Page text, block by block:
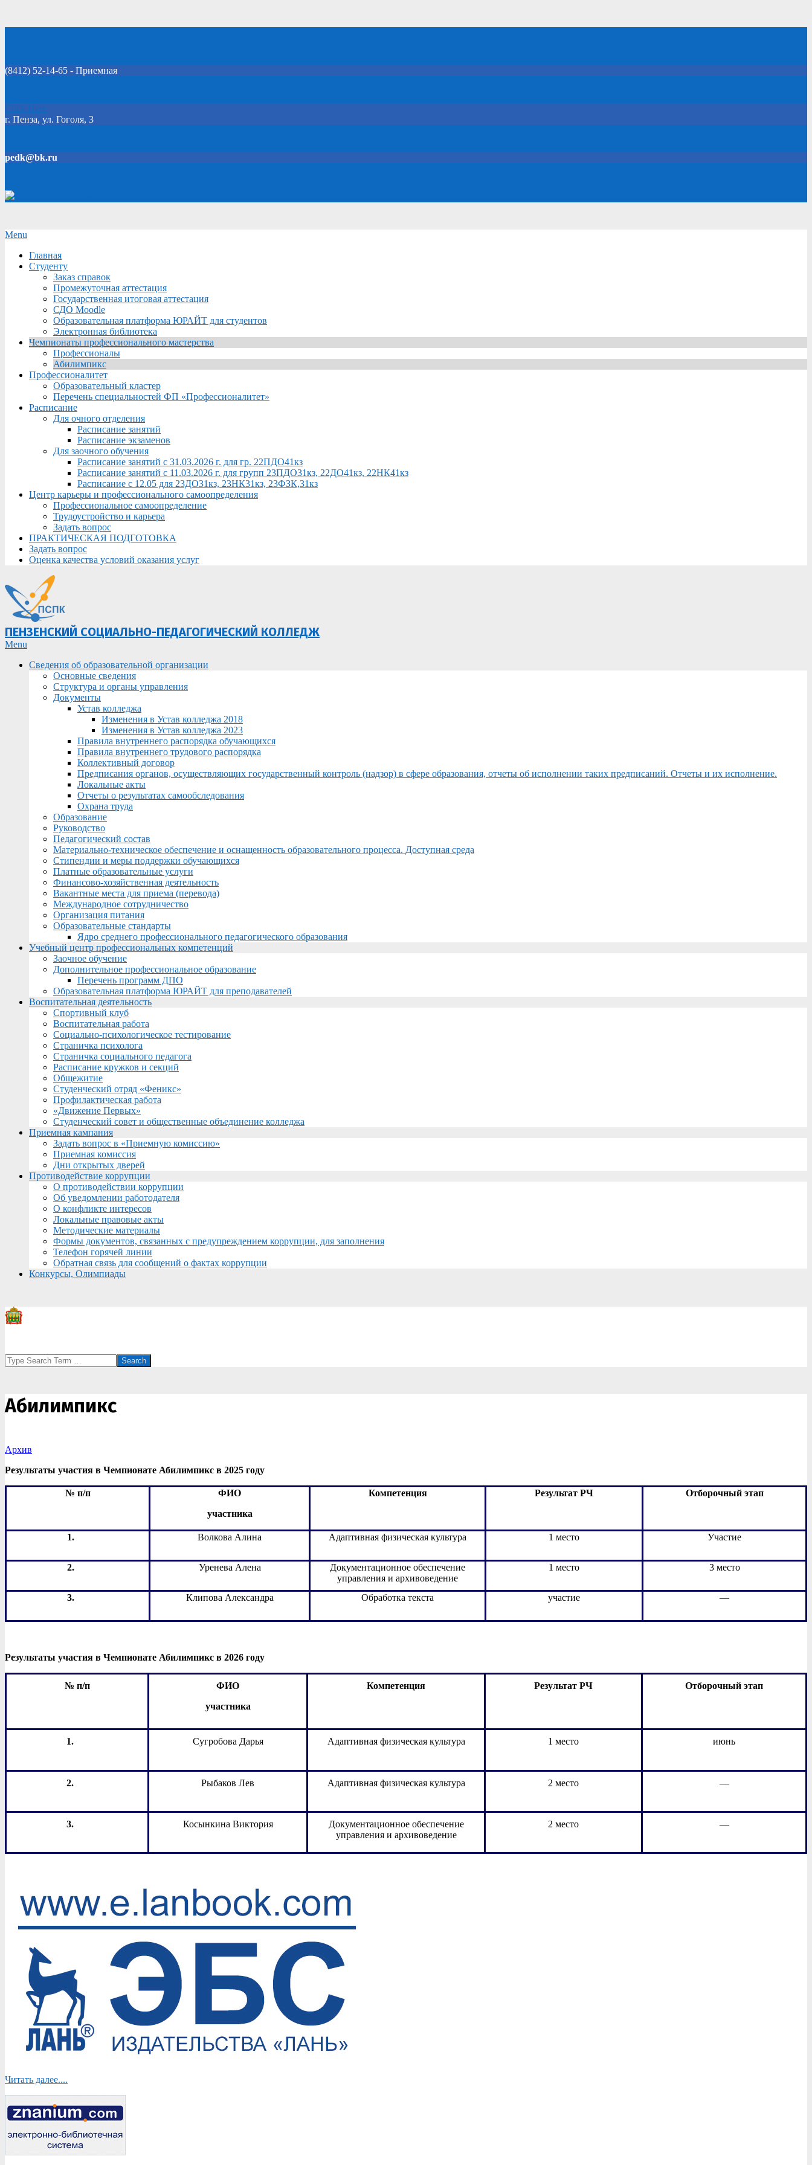
(8412) 52-14-65 - Приемная
Click Here
г. Пенза, ул. Гоголя, 3
pedk@bk.ru
Secondary
Menu
Menu
Главная
Студенту
Заказ справок
Промежуточная аттестация
Государственная итоговая аттестация
СДО Moodle
Образовательная платформа ЮРАЙТ для студентов
Электронная библиотека
Чемпионаты профессионального мастерства
Профессионалы
Абилимпикс
Профессионалитет
Образовательный кластер
Перечень специальностей ФП «Профессионалитет»
Расписание
Для очного отделения
Расписание занятий
Расписание экзаменов
Для заочного обучения
Расписание занятий с 31.03.2026 г. для гр. 22ПДО41кз
Расписание занятий с 11.03.2026 г. для групп 23ПДО31кз, 22ДО41кз, 22НК41кз
Расписание с 12.05 для 23ДО31кз, 23НК31кз, 23ФЗК,31кз
Центр карьеры и профессионального самоопределения
Профессиональное самоопределение
Трудоустройство и карьера
Задать вопрос
ПРАКТИЧЕСКАЯ ПОДГОТОВКА
Задать вопрос
Оценка качества условий оказания услуг
ПЕНЗЕНСКИЙ СОЦИАЛЬНО-ПЕДАГОГИЧЕСКИЙ КОЛЛЕДЖ
Primary
Menu
Menu
Сведения об образовательной организации
Основные сведения
Структура и органы управления
Документы
Устав колледжа
Изменения в Устав колледжа 2018
Изменения в Устав колледжа 2023
Правила внутреннего распорядка обучающихся
Правила внутреннего трудового распорядка
Коллективный договор
Предписания органов, осуществляющих государственный контроль (надзор) в сфере образования, отчеты об исполнении таких предписаний. Отчеты и их исполнение.
Локальные акты
Отчеты о результатах самообследования
Охрана труда
Образование
Руководство
Педагогический состав
Материально-техническое обеспечение и оснащенность образовательного процесса. Доступная среда
Стипендии и меры поддержки обучающихся
Платные образовательные услуги
Финансово-хозяйственная деятельность
Вакантные места для приема (перевода)
Международное сотрудничество
Организация питания
Образовательные стандарты
Ядро среднего профессионального педагогического образования
Учебный центр профессиональных компетенций
Заочное обучение
Дополнительное профессиональное образование
Перечень программ ДПО
Образовательная платформа ЮРАЙТ для преподавателей
Воспитательная деятельность
Спортивный клуб
Воспитательная работа
Социально-психологическое тестирование
Страничка психолога
Страничка социального педагога
Расписание кружков и секций
Общежитие
Студенческий отряд «Феникс»
Профилактическая работа
«Движение Первых»
Студенческий совет и общественные объединение колледжа
Приемная кампания
Задать вопрос в «Приемную комиссию»
Приемная комиссия
Дни открытых дверей
Противодействие коррупции
О противодействии коррупции
Об уведомлении работодателя
О конфликте интересов
Локальные правовые акты
Методические материалы
Формы документов, связанных с предупреждением коррупции, для заполнения
Телефон горячей линии
Обратная связь для сообщений о фактах коррупции
Конкурсы, Олимпиады
Search
Абилимпикс
Архив
Результаты участия в Чемпионате Абилимпикс в 2025 году
№ п/п
ФИО
участника
Компетенция Результат РЧ Отборочный этап
1. Волкова Алина Адаптивная физическая культура 1 место Участие
2. Уренева Алена
Документационное обеспечение
управления и архивоведение
1 место 3 место
3. Клипова Александра Обработка текста участие —
Результаты участия в Чемпионате Абилимпикс в 2026 году
№ п/п
ФИО
участника
Компетенция Результат РЧ Отборочный этап
1. Сугробова Дарья Адаптивная физическая культура 1 место июнь
2. Рыбаков Лев Адаптивная физическая культура 2 место —
3. Косынкина Виктория
Документационное обеспечение
управления и архивоведение
2 место —
Читать далее....